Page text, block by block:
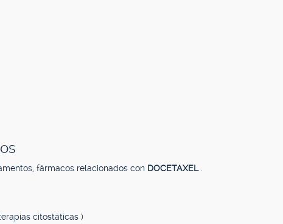
fármacos relacionados con DOCETAXEL
citostáticas )